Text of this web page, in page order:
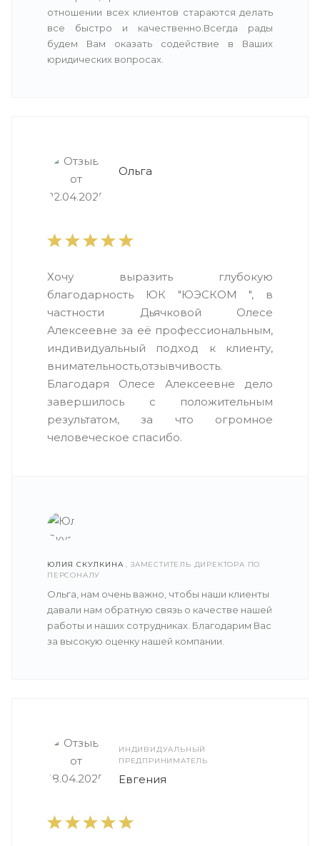
отношении всех клиентов стараются делать
все быстро и качественно.Всегда рады
будем Вам оказать содействие в Ваших
юридических вопросах.
Ольга
Хочу выразить глубокую
благодарность ЮК "ЮЭСКОМ ", в
частности Дьячковой Олесе
Алексеевне за её профессиональным,
индивидуальный подход к клиенту,
внимательность,отзывчивость.
Благодаря Олесе Алексеевне дело
завершилось с положительным
результатом, за что огромное
человеческое спасибо.
ЮЛИЯ СКУЛКИНА , ЗАМЕСТИТЕЛЬ ДИРЕКТОРА ПО
ПЕРСОНАЛУ
Ольга, нам очень важно, чтобы наши клиенты
давали нам обратную связь о качестве нашей
работы и наших сотрудниках. Благодарим Вас
за высокую оценку нашей компании.
ИНДИВИДУАЛЬНЫЙ
ПРЕДПРИНИМАТЕЛЬ
Евгения